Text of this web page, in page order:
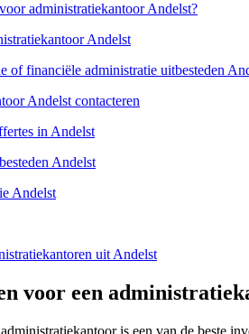
administratiekantoor Andelst?
Andelst
of financiële administratie uitbesteden
Andelst contacteren
in Andelst
Andelst
Andelst
uit Andelst
voor een